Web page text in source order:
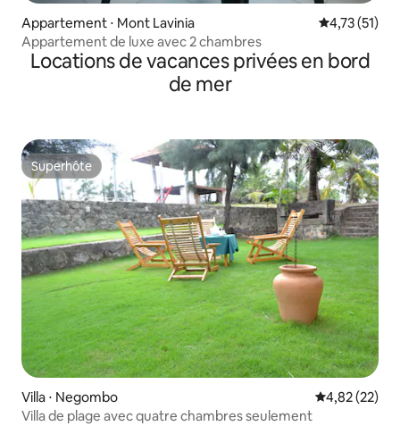
Appartement ⋅ Mont Lavinia Évaluation
4,73 (51)
Appartement de luxe avec 2 chambres
Locations de vacances privées en bord
de mer
Superhôte
Superhôte
Villa ⋅ Negombo Évaluation
4,82 (22)
Villa de plage avec quatre chambres seulement